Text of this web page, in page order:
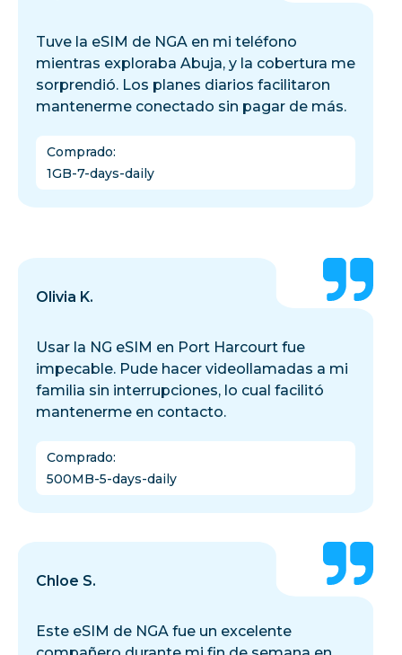
Tuve la eSIM de NGA en mi teléfono
mientras exploraba Abuja, y la cobertura me
sorprendió. Los planes diarios facilitaron
mantenerme conectado sin pagar de más.
Comprado:
1GB-7-days-daily
Olivia K.
Usar la NG eSIM en Port Harcourt fue
impecable. Pude hacer videollamadas a mi
familia sin interrupciones, lo cual facilitó
mantenerme en contacto.
Comprado:
500MB-5-days-daily
Chloe S.
Este eSIM de NGA fue un excelente